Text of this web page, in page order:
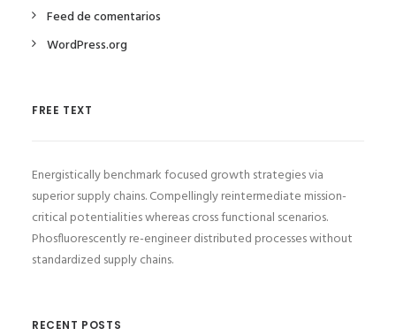
Feed de comentarios
WordPress.org
FREE TEXT
Energistically benchmark focused growth strategies via
superior supply chains. Compellingly reintermediate mission-
critical potentialities whereas cross functional scenarios.
Phosfluorescently re-engineer distributed processes without
standardized supply chains.
RECENT POSTS